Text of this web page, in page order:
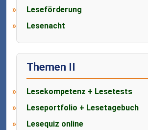
Leseförderung
Lesenacht
Themen II
Lesekompetenz + Lesetests
Leseportfolio + Lesetagebuch
Lesequiz online